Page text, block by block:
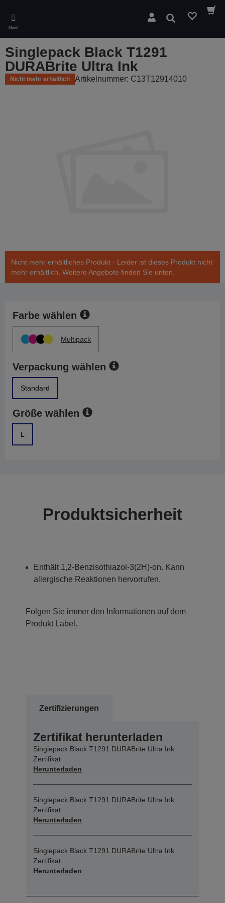
main
content
Menü
Suchen
Singlepack Black T1291
DURABrite Ultra Ink
Nicht mehr erhältlich Artikelnummer: C13T12914010
Nicht mehr erhältliches Produkt - Leider ist dieses Produkt nicht
mehr erhältlich. Weitere Angebote finden Sie unten.
Farbe wählen
Multipack
Verpackung wählen
Standard
Größe wählen
L
Produktsicherheit
Enthält 1,2-Benzisothiazol-3(2H)-on. Kann
allergische Reaktionen hervorrufen.
Folgen Sie immer den Informationen auf dem
Produkt Label.
Zertifizierungen
Zertifikat herunterladen
Singlepack Black T1291 DURABrite Ultra Ink
Zertifikat
Herunterladen
Singlepack Black T1291 DURABrite Ultra Ink
Zertifikat
Herunterladen
Singlepack Black T1291 DURABrite Ultra Ink
Zertifikat
Herunterladen